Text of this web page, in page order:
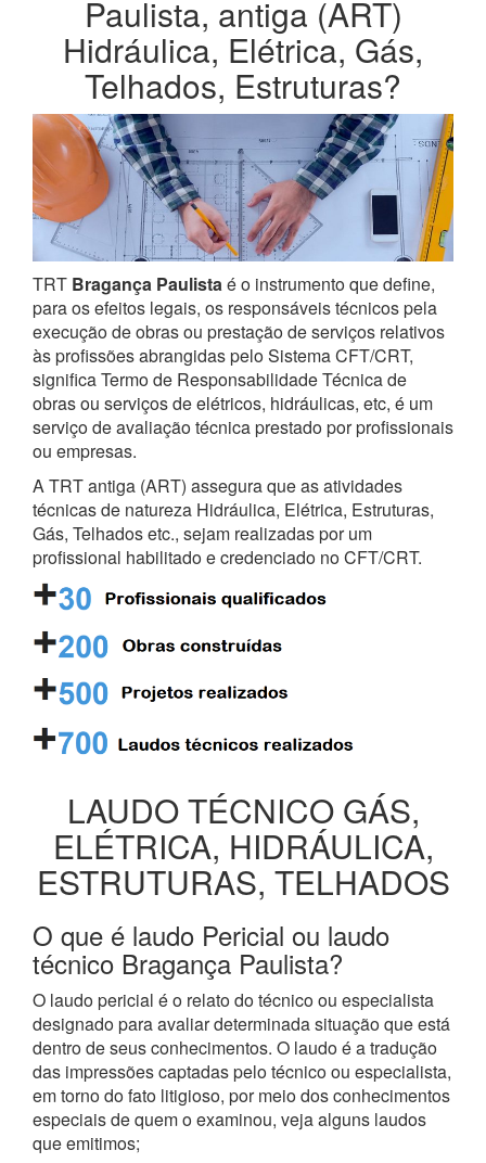
Paulista, antiga (ART)
Hidráulica, Elétrica, Gás,
Telhados, Estruturas?
TRT Bragança Paulistaé o instrumento que define,
para os efeitos legais, os responsáveis técnicos pela
execução de obras ou prestação de serviços relativos
às profissões abrangidas pelo Sistema CFT/CRT,
significa Termo de Responsabilidade Técnica de
obras ou serviços de elétricos, hidráulicas, etc, é um
serviço de avaliação técnica prestado por profissionais
ou empresas.
A TRT antiga (ART) assegura que as atividades
técnicas de natureza Hidráulica, Elétrica, Estruturas,
Gás, Telhados etc., sejam realizadas por um
profissional habilitado e credenciado no CFT/CRT.
LAUDO TÉCNICO GÁS,
ELÉTRICA, HIDRÁULICA,
ESTRUTURAS, TELHADOS
O que é laudo Pericial ou laudo
técnico Bragança Paulista?
O laudo pericial é o relato do técnico ou especialista
designado para avaliar determinada situação que está
dentro de seus conhecimentos. O laudo é a tradução
das impressões captadas pelo técnico ou especialista,
em torno do fato litigioso, por meio dos conhecimentos
especiais de quem o examinou, veja alguns laudos
que emitimos;